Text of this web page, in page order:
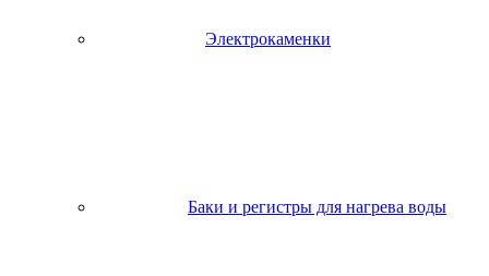
Электрокаменки
Баки и регистры для нагрева воды